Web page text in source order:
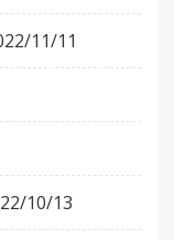
11/11
10/13